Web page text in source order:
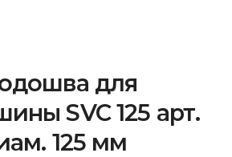
для
SVC 125 арт.
125 мм